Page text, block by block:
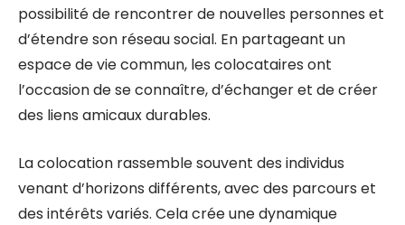
possibilité de rencontrer de nouvelles personnes et
d’étendre son réseau social. En partageant un
espace de vie commun, les colocataires ont
l’occasion de se connaître, d’échanger et de créer
des liens amicaux durables.
La colocation rassemble souvent des individus
venant d’horizons différents, avec des parcours et
des intérêts variés. Cela crée une dynamique